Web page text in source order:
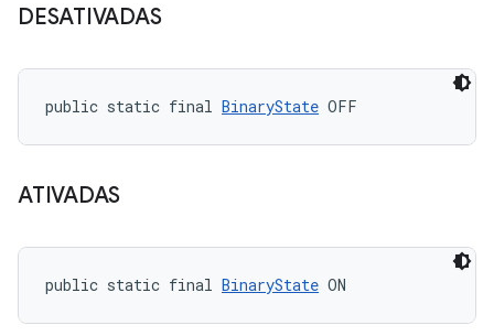
DESATIVADAS
public static final BinaryState OFF
ATIVADAS
public static final BinaryState ON